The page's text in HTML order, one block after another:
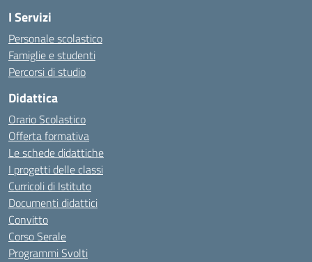
I Servizi
Personale scolastico
Famiglie e studenti
Percorsi di studio
Didattica
Orario Scolastico
Offerta formativa
Le schede didattiche
I progetti delle classi
Curricoli di Istituto
Documenti didattici
Convitto
Corso Serale
Programmi Svolti